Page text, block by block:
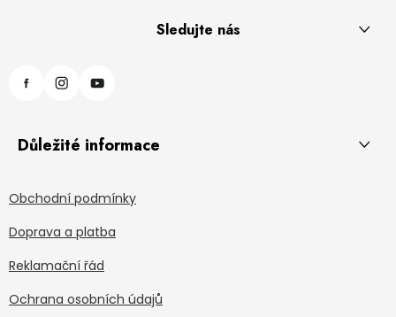
Sledujte nás
Důležité informace
Obchodní podmínky
Doprava a platba
Reklamační řád
Ochrana osobních údajů